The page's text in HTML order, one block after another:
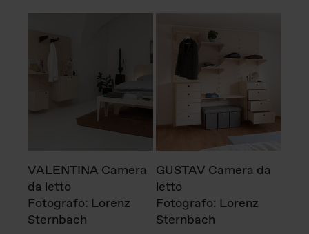
VALENTINA Camera
da letto
Fotografo: Lorenz
Sternbach
GUSTAV Camera da
letto
Fotografo: Lorenz
Sternbach